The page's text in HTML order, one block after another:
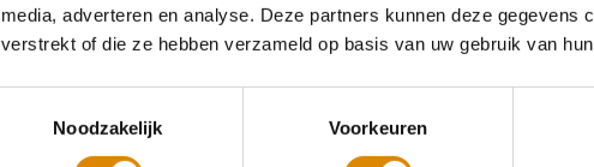
media, adverteren en analyse. Deze partners kunnen deze gegevens
verstrekt of die ze hebben verzameld op basis van uw gebruik van
Noodzakelijk
Voorkeuren